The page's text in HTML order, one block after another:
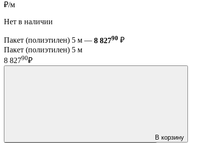
₽/м
Нет в наличии
Пакет (полиэтилен) 5 м — 8 82790 ₽
Пакет (полиэтилен) 5 м
8 82790₽
В корзину